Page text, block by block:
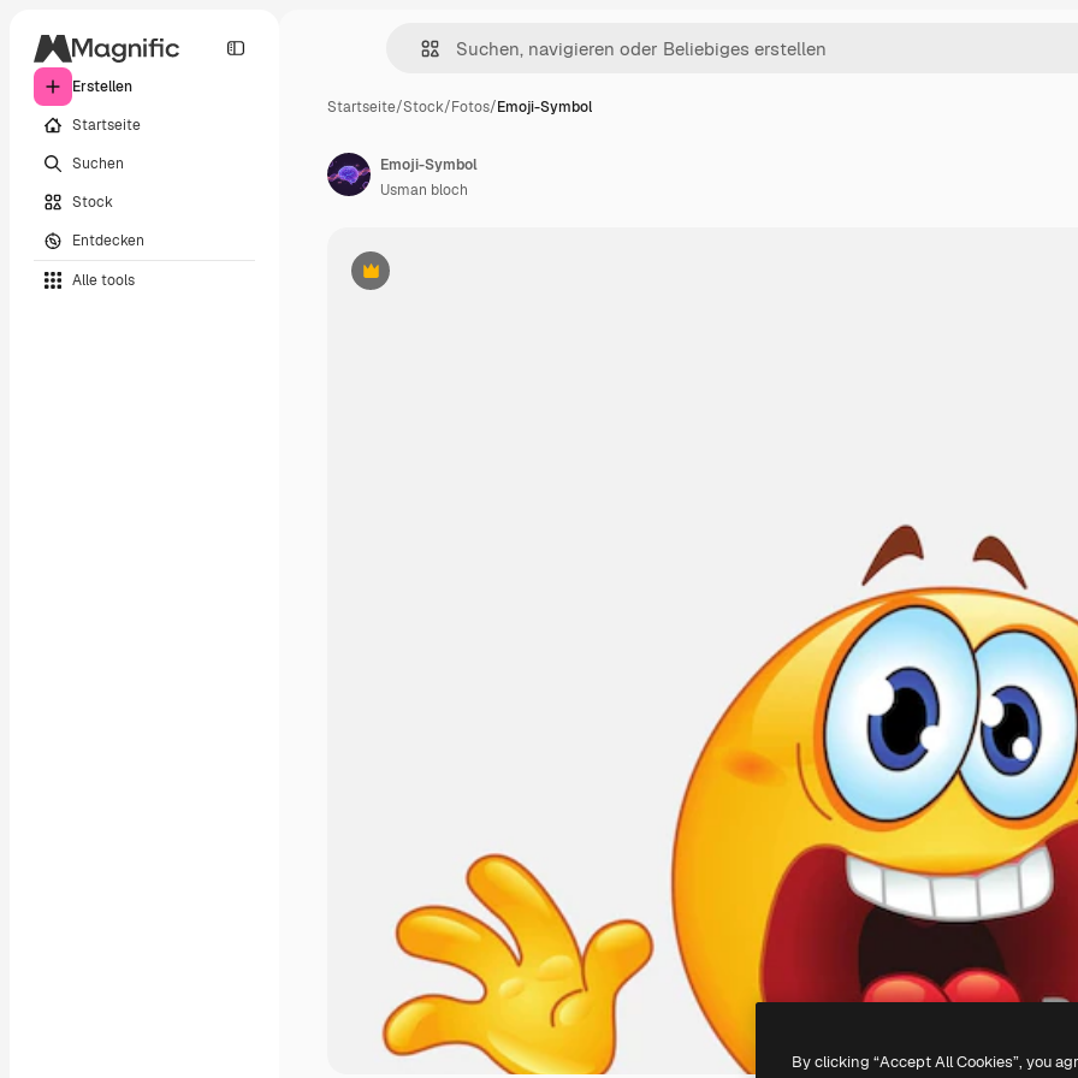
Erstellen
Startseite
Suchen
Stock
Entdecken
Alle tools
Startseite/Stock/Fotos/Emoji-Symbol
Premium
Emoji-Symbol
Usman bloch
By clicking “Accept All Cookies”, you